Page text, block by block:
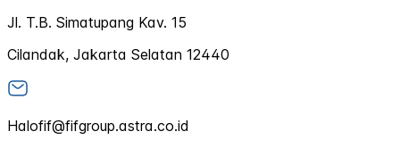
Jl. T.B. Simatupang Kav. 15
Cilandak, Jakarta Selatan 12440
Halofif@fifgroup.astra.co.id